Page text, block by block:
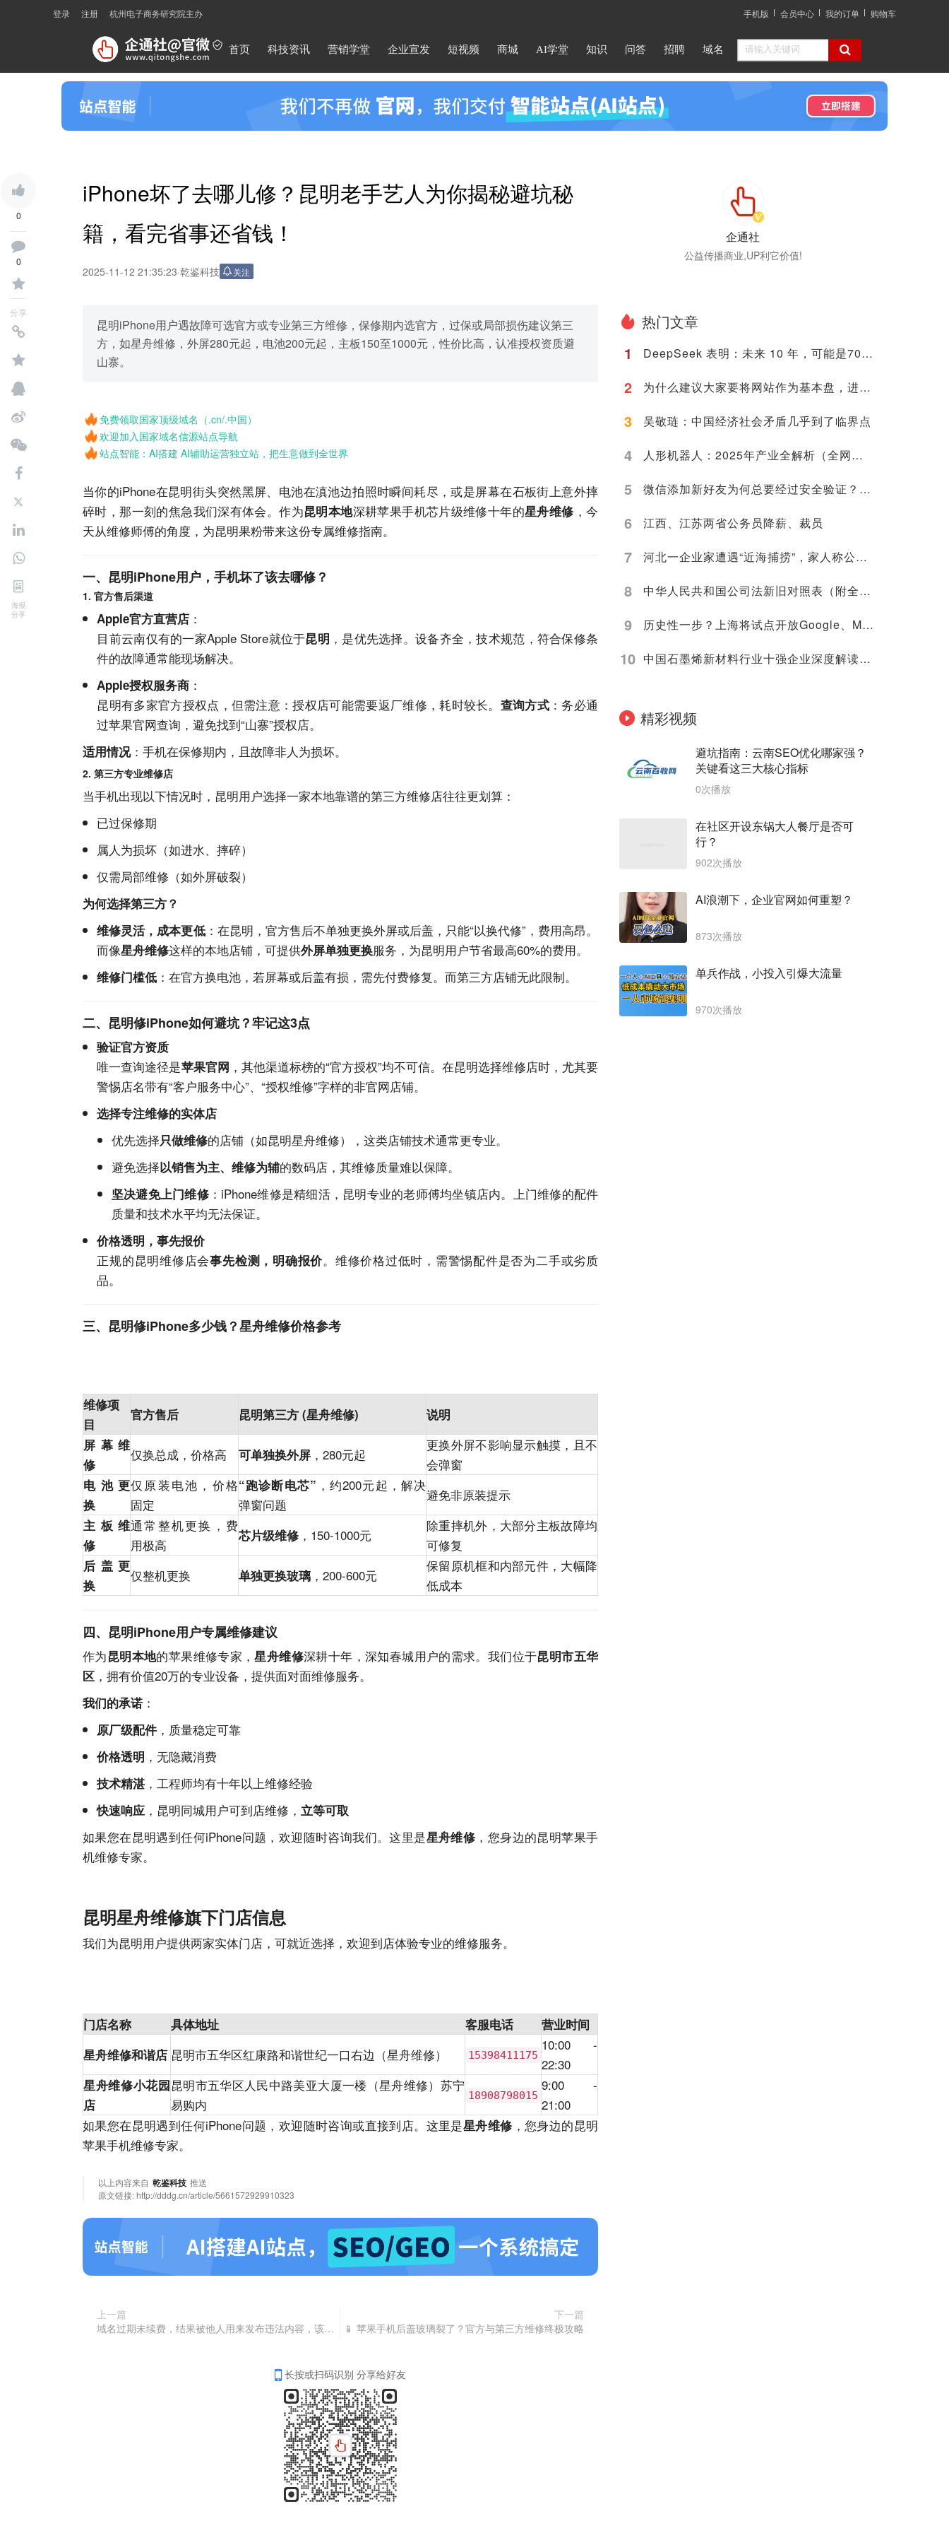
登录 注册 杭州电子商务研究院主办 手机版 会员中心 我的订单 购物车
首页 科技资讯 营销学堂 企业宣发 短视频 商城 AI学堂 知识 问答 招聘 域名
0
0
分享
海报
分享
iPhone坏了去哪儿修？昆明老手艺人为你揭秘避坑秘
籍，看完省事还省钱！
2025-11-12 21:35:23·乾鉴科技 关注
昆明iPhone用户遇故障可选官方或专业第三方维修，保修期内选官方，过保或局部损伤建议第三
方，如星舟维修，外屏280元起，电池200元起，主板150至1000元，性价比高，认准授权资质避
山寨。
免费领取国家顶级域名（.cn/.中国）
欢迎加入国家域名信源站点导航
站点智能：AI搭建 AI辅助运营独立站，把生意做到全世界
当你的iPhone在昆明街头突然黑屏、电池在滇池边拍照时瞬间耗尽，或是屏幕在石板街上意外摔
碎时，那一刻的焦急我们深有体会。作为昆明本地深耕苹果手机芯片级维修十年的星舟维修 ，今
天从维修师傅的角度，为昆明果粉带来这份专属维修指南。
一、昆明iPhone用户，手机坏了该去哪修？
1. 官方售后渠道
Apple官方直营店 ：
目前云南仅有的一家Apple Store就位于昆明 ，是优先选择。设备齐全，技术规范，符合保修条
件的故障通常能现场解决。
Apple授权服务商 ：
昆明有多家官方授权点，但需注意：授权店可能需要返厂维修，耗时较长。 查询方式 ：务必通
过苹果官网查询，避免找到“山寨”授权店。
适用情况：手机在保修期内，且故障非人为损坏。
2. 第三方专业维修店
当手机出现以下情况时，昆明用户选择一家本地靠谱的第三方维修店往往更划算：
已过保修期
属人为损坏（如进水、摔碎）
仅需局部维修（如外屏破裂）
为何选择第三方？
维修灵活，成本更低：在昆明，官方售后不单独更换外屏或后盖，只能“以换代修”，费用高昂。
而像星舟维修这样的本地店铺，可提供外屏单独更换服务 ，为昆明用户节省最高60%的费用。
维修门槛低 ：在官方换电池，若屏幕或后盖有损，需先付费修复。而第三方店铺无此限制。
二、昆明修iPhone如何避坑？牢记这3点
验证官方资质
唯一查询途径是苹果官网 ，其他渠道标榜的“官方授权”均不可信。在昆明选择维修店时，尤其要
警惕店名带有“客户服务中心”、“授权维修”字样的非官网店铺。
选择专注维修的实体店
优先选择只做维修的店铺（如昆明星舟维修），这类店铺技术通常更专业。
避免选择以销售为主、维修为辅的数码店，其维修质量难以保障。
坚决避免上门维修：iPhone维修是精细活，昆明专业的老师傅均坐镇店内。上门维修的配件
质量和技术水平均无法保证。
价格透明，事先报价
正规的昆明维修店会事先检测，明确报价。维修价格过低时，需警惕配件是否为二手或劣质
品。
三、昆明修iPhone多少钱？星舟维修价格参考
维修项
目
官方售后 昆明第三方 (星舟维修)
说明
屏幕维
修
仅换总成，价格高 可单独换外屏 ，280元起
更换外屏不影响显示触摸，且不
会弹窗
电池更
换
仅原装电池，价格
固定
“跑诊断电芯” ，约200元起，解决
弹窗问题
避免非原装提示
主板维
修
通常整机更换，费
用极高
芯片级维修 ，150-1000元
除重摔机外，大部分主板故障均
可修复
后盖更
换
仅整机更换 单独更换玻璃 ，200-600元
保留原机框和内部元件，大幅降
低成本
四、昆明iPhone用户专属维修建议
作为昆明本地的苹果维修专家，星舟维修深耕十年，深知春城用户的需求。我们位于昆明市五华
区 ，拥有价值20万的专业设备，提供面对面维修服务。
我们的承诺：
原厂级配件 ，质量稳定可靠
价格透明 ，无隐藏消费
技术精湛，工程师均有十年以上维修经验
快速响应 ，昆明同城用户可到店维修，立等可取
如果您在昆明遇到任何iPhone问题，欢迎随时咨询我们。这里是星舟维修 ，您身边的昆明苹果手
机维修专家。
昆明星舟维修旗下门店信息
我们为昆明用户提供两家实体门店，可就近选择，欢迎到店体验专业的维修服务。
门店名称 具体地址 客服电话
营业时间
星舟维修和谐店 昆明市五华区红康路和谐世纪一口右边（星舟维修） 15398411175
10:00 -
22:30
星舟维修小花园
店
昆明市五华区人民中路美亚大厦一楼（星舟维修）苏宁
易购内
18908798015
9:00 -
21:00
如果您在昆明遇到任何iPhone问题，欢迎随时咨询或直接到店。这里是星舟维修 ，您身边的昆明
苹果手机维修专家。
以上内容来自 乾鉴科技 推送
原文链接:http://dddg.cn/article/5661572929910323
上一篇
域名过期未续费，结果被他人用来发布违法内容，该如何应对？
下一篇
📱 苹果手机后盖玻璃裂了？官方与第三方维修终极攻略
长按或扫码识别 分享给好友
企通社
公益传播商业,UP利它价值!
热门文章
1
DeepSeek 表明：未来 10 年，可能是70后80后最艰难的10 年
2 为什么建议大家要将网站作为基本盘，进来看看是否有道理再喷
3 吴敬琏：中国经济社会矛盾几乎到了临界点
4 人形机器人：2025年产业全解析（全网最全国内外玩家排行&细分龙头）
5 微信添加新好友为何总要经过安全验证？背后原因深度解析
6 江西、江苏两省公务员降薪、裁员
7 河北一企业家遭遇“近海捕捞”，家人称公司账上10.9亿现金惹祸
8 中华人民共和国公司法新旧对照表（附全文）
9 历史性一步？上海将试点开放Google、Meta等国际平台访问！
10 中国石墨烯新材料行业十强企业深度解读（2025）
精彩视频
避坑指南：云南SEO优化哪家强？
关键看这三大核心指标
0次播放
在社区开设东锅大人餐厅是否可
行？
902次播放
AI浪潮下，企业官网如何重塑？
873次播放
单兵作战，小投入引爆大流量
970次播放